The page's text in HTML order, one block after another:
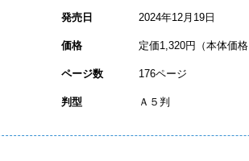
発売日 2024年12月19日
価格 定価1,320円（本体価
ページ数 176ページ
判型 Ａ５判